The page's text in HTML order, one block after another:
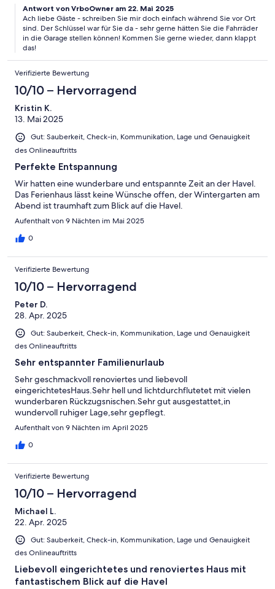
Antwort von VrboOwner am 22. Mai 2025
Ach liebe Gäste - schreiben Sie mir doch einfach während Sie vor Ort
sind. Der Schlüssel war für Sie da - sehr gerne hätten Sie die Fahrräder
in die Garage stellen können! Kommen Sie gerne wieder, dann klappt
das!
Verifizierte Bewertung
10/10 – Hervorragend
Kristin K.
13. Mai 2025
Gut: Sauberkeit, Check-in, Kommunikation, Lage und Genauigkeit
des Onlineauftritts
Perfekte Entspannung
Wir hatten eine wunderbare und entspannte Zeit an der Havel.
Das Ferienhaus lässt keine Wünsche offen, der Wintergarten am
Abend ist traumhaft zum Blick auf die Havel.
Aufenthalt von 9 Nächten im Mai 2025
0
Verifizierte Bewertung
10/10 – Hervorragend
Peter D.
28. Apr. 2025
Gut: Sauberkeit, Check-in, Kommunikation, Lage und Genauigkeit
des Onlineauftritts
Sehr entspannter Familienurlaub
Sehr geschmackvoll renoviertes und liebevoll
eingerichtetesHaus.Sehr hell und lichtdurchflutetet mit vielen
wunderbaren Rückzugsnischen.Sehr gut ausgestattet,in
wundervoll ruhiger Lage,sehr gepflegt.
Aufenthalt von 9 Nächten im April 2025
0
Verifizierte Bewertung
10/10 – Hervorragend
Michael L.
22. Apr. 2025
Gut: Sauberkeit, Check-in, Kommunikation, Lage und Genauigkeit
des Onlineauftritts
Liebevoll eingerichtetes und renoviertes Haus mit
fantastischem Blick auf die Havel